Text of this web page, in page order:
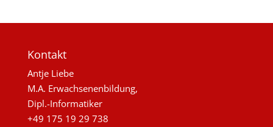
Kontakt
Antje Liebe
M.A. Erwachsenenbildung,
Dipl.-Informatiker
+49 175 19 29 738